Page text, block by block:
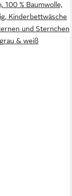
100 % Baumwolle,
Kinderbettwäsche
und Sternchen
& weiß